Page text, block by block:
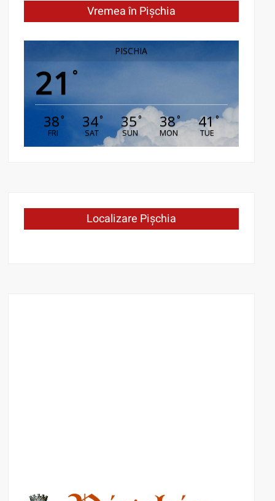
Vremea în Pișchia
PISCHIA
21 °
38°
FRI
34°
SAT
35°
SUN
38°
MON
41°
TUE
Localizare Pișchia